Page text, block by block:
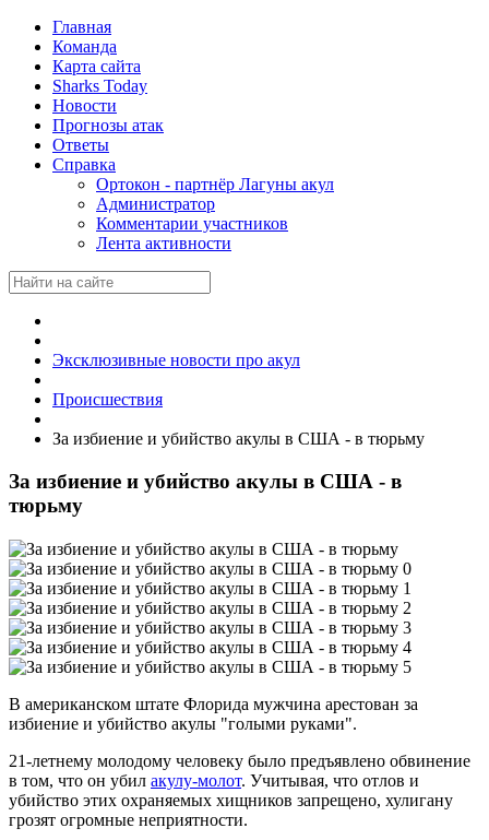
Главная
Команда
Карта сайта
Sharks Today
Новости
Прогнозы атак
Ответы
Справка
Ортокон - партнёр Лагуны акул
Администратор
Комментарии участников
Лента активности
Эксклюзивные новости про акул
Происшествия
За избиение и убийство акулы в США - в тюрьму
За избиение и убийство акулы в США - в
тюрьму
В американском штате Флорида мужчина арестован за
избиение и убийство акулы "голыми руками".
21-летнему молодому человеку было предъявлено обвинение
в том, что он убил акулу-молот. Учитывая, что отлов и
убийство этих охраняемых хищников запрещено, хулигану
грозят огромные неприятности.